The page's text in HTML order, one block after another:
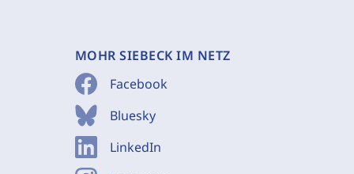
MOHR SIEBECK IM NETZ
Facebook
Bluesky
LinkedIn